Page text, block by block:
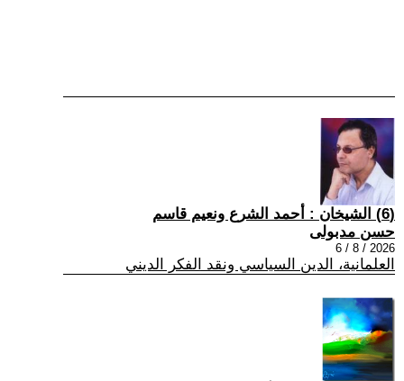
(6) الشيخان : أحمد الشرع ونعيم قاسم
حسن مدبولى
2026 / 8 / 6
العلمانية، الدين السياسي ونقد الفكر الديني